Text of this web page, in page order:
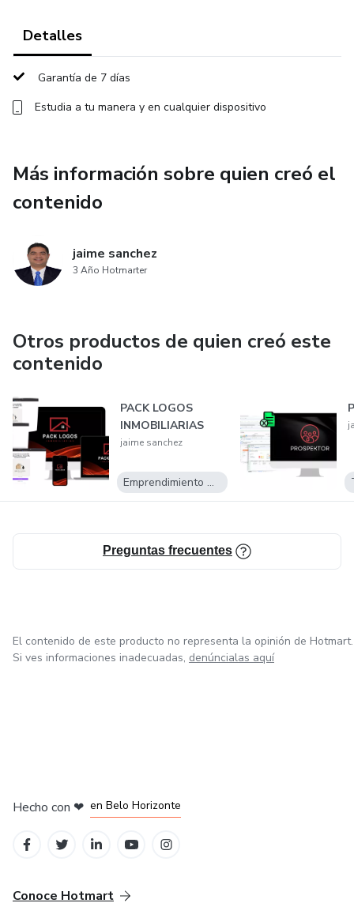
Detalles
Garantía de 7 días
Estudia a tu manera y en cualquier dispositivo
Más información sobre quien creó el
contenido
jaime sanchez
3 Año Hotmarter
Otros productos de quien creó este
contenido
PACK LOGOS
INMOBILIARIAS
jaime sanchez
Emprendimiento Digital
Preguntas frecuentes
El contenido de este producto no representa la opinión de Hotmart.
Si ves informaciones inadecuadas, denúncialas aquí
Hecho con ❤ en Belo Horizonte
Conoce Hotmart